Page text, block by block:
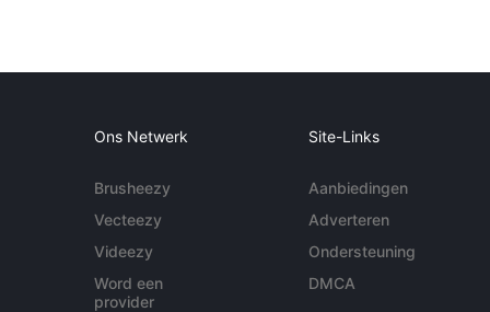
Ons Netwerk
Brusheezy
Vecteezy
Videezy
Word een
provider
Site-Links
Aanbiedingen
Adverteren
Ondersteuning
DMCA